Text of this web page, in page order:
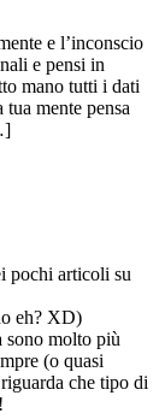
e l’inconscio
e pensi in
mano tutti i dati
mente pensa
pochi articoli su
eh? XD)
sono molto più
(o quasi
che tipo di